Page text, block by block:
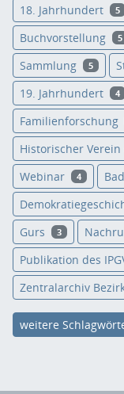
18. Jahrhundert 5
Buchvorstellung 5
Sammlung 5
19. Jahrhundert 4
Familienforschung
Historischer Verein
Webinar 4
Gurs 3
Publikation des
Zentralarchiv
weitere